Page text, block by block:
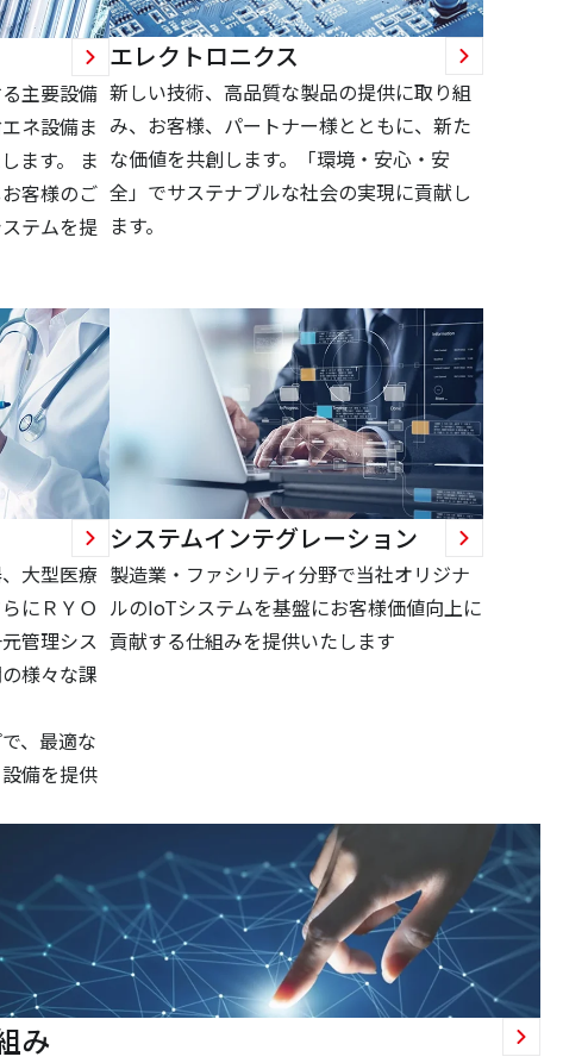
主要設備
ネ設備ま
ます。 ま
客様のご
テムを提
エレクトロニクス
新しい技術、高品質な製品の提供に取り組
み、お客様、パートナー様とともに、新た
な価値を共創します。「環境・安心・安
全」でサステナブルな社会の実現に貢献し
ます。
大型医療
にＲＹＯ
管理シス
様々な課
、最適な
備を提供
システムインテグレーション
製造業・ファシリティ分野で当社オリジナ
ルのIoTシステムを基盤にお客様価値向上に
貢献する仕組みを提供いたします
み